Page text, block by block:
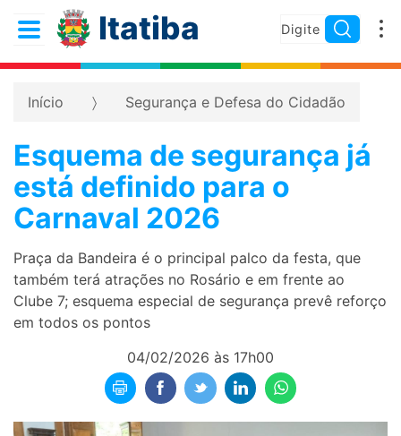
Itatiba
Início Segurança e Defesa do Cidadão
Esquema de segurança já
está definido para o
Carnaval 2026
Praça da Bandeira é o principal palco da festa, que
também terá atrações no Rosário e em frente ao
Clube 7; esquema especial de segurança prevê reforço
em todos os pontos
04/02/2026 às 17h00